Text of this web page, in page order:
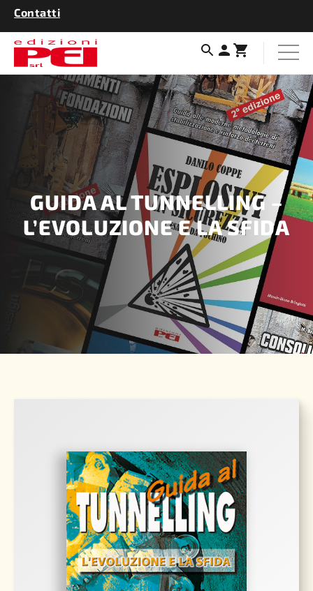
Contatti
GUIDA AL TUNNELLING –
L’EVOLUZIONE E LA SFIDA